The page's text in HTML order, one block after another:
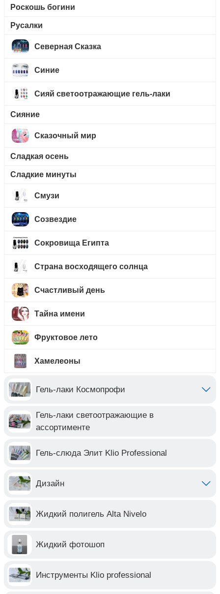
Роскошь богини
Русалки
Северная Сказка
Синие
Сияй светоотражающие гель-лаки
Сияние
Сказочный мир
Сладкая осень
Сладкие минуты
Смузи
Созвездие
Сокровища Египта
Страна восходящего солнца
Счастливый день
Тайна имени
Фруктовое лето
Хамелеоны
Гель-лаки Космопрофи
Гель-лаки светоотражающие в
ассортименте
Гель-слюда Элит Klio Professional
Дизайн
Жидкий полигель Alta Nivelo
Жидкий фотошоп
Инструменты Klio professional